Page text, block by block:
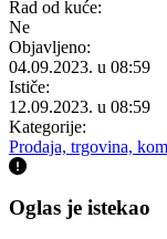
Rad od kuće:
Ne
Objavljeno:
04.09.2023. u 08:59
Ističe:
12.09.2023. u 08:59
Kategorije:
Prodaja, trgovina,
Oglas je istekao